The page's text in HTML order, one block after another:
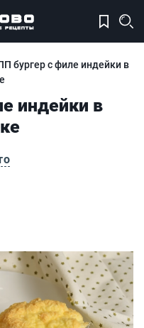
бургер с филе индейки в
индейки в